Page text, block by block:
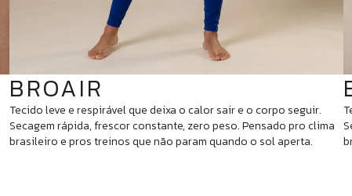
BROAIR
Tecido leve e respirável que deixa o calor sair e o corpo seguir.
Secagem rápida, frescor constante, zero peso. Pensado pro clima
brasileiro e pros treinos que não param quando o sol aperta.